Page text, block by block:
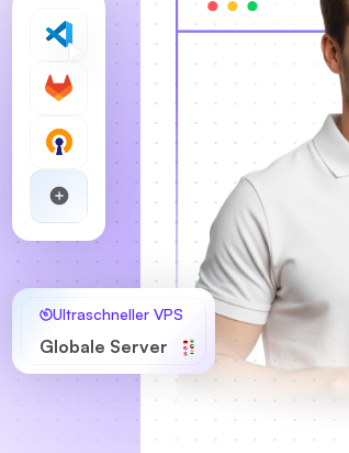
Ultraschneller VPS
Globale Server